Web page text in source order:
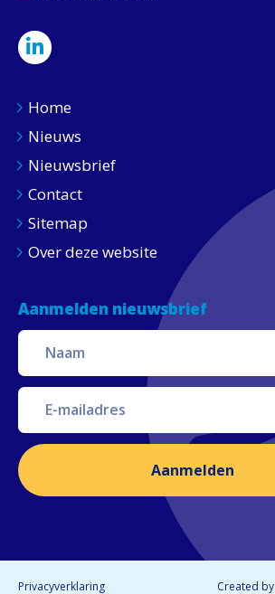
Home
Nieuws
Nieuwsbrief
Contact
Sitemap
Over deze website
Aanmelden nieuwsbrief
Aanmelden
Privacyverklaring Created by